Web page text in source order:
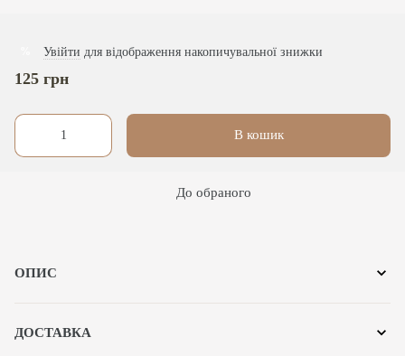
125 грн
В кошик
Увійти для відображення накопичувальної знижки
До обраного
ОПИС
ДОСТАВКА